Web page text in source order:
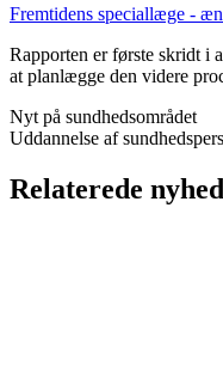
Fremtidens speciallæge -
Rapporten er første skridt i
at planlægge den videre
Nyt på sundhedsområdet
Uddannelse af
Relaterede